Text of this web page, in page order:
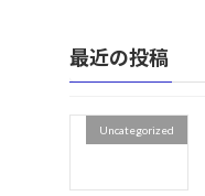
最近の投稿
Uncategorized